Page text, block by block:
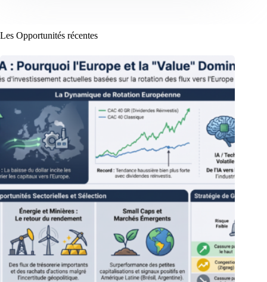
Les Opportunités récentes